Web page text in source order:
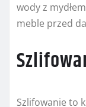
wody z
meble przed
Szlifowanie to